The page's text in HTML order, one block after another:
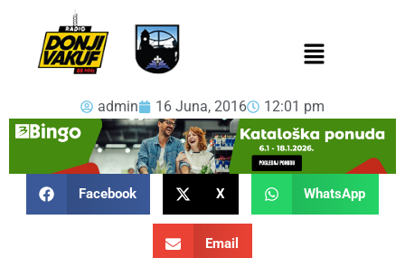
admin 16 Juna, 2016 12:01 pm
Facebook X WhatsApp
Email